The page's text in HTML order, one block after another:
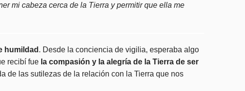
mi cabeza cerca de la Tierra y permitir que ella me
humildad . Desde la conciencia de vigilia, esperaba algo
recibí fue la compasión y la alegría de la Tierra de ser
de las sutilezas de la relación con la Tierra que nos